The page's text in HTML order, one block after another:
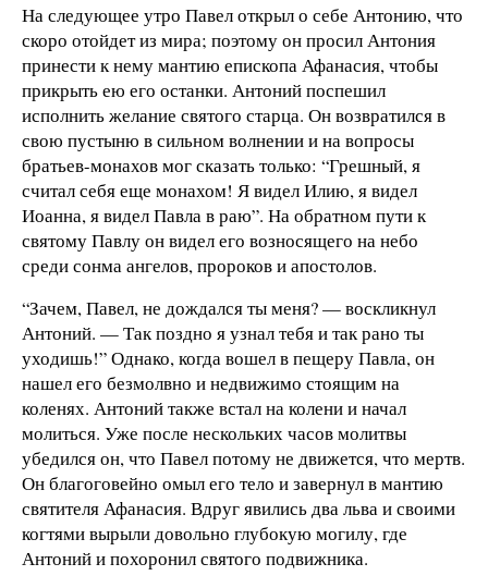
На следующее утро Павел открыл о себе Антонию, что
скоро отойдет из мира; поэтому он просил Антония
принести к нему мантию епископа Афанасия, чтобы
прикрыть ею его останки. Антоний поспешил
исполнить желание святого старца. Он возвратился в
свою пустыню в сильном волнении и на вопросы
братьев-монахов мог сказать только: “Грешный, я
считал себя еще монахом! Я видел Илию, я видел
Иоанна, я видел Павла в раю”. На обратном пути к
святому Павлу он видел его возносящего на небо
среди сонма ангелов, пророков и апостолов.
“Зачем, Павел, не дождался ты меня? — воскликнул
Антоний. — Так поздно я узнал тебя и так рано ты
уходишь!” Однако, когда вошел в пещеру Павла, он
нашел его безмолвно и недвижимо стоящим на
коленях. Антоний также встал на колени и начал
молиться. Уже после нескольких часов молитвы
убедился он, что Павел потому не движется, что мертв.
Он благоговейно омыл его тело и завернул в мантию
святителя Афанасия. Вдруг явились два льва и своими
когтями вырыли довольно глубокую могилу, где
Антоний и похоронил святого подвижника.